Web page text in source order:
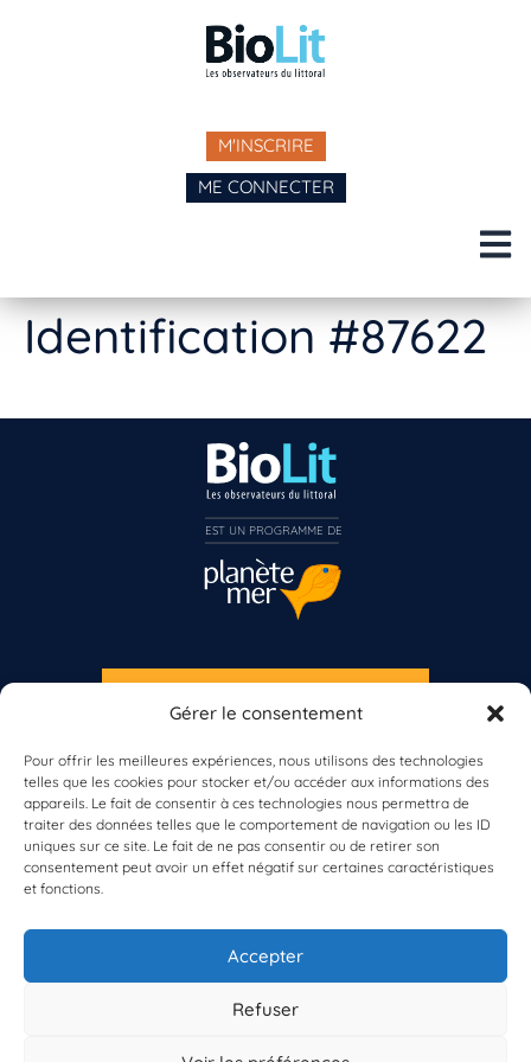
Gérer le consentement
Pour offrir les meilleures expériences, nous utilisons des technologies
telles que les cookies pour stocker et/ou accéder aux informations des
appareils. Le fait de consentir à ces technologies nous permettra de
traiter des données telles que le comportement de navigation ou les ID
uniques sur ce site. Le fait de ne pas consentir ou de retirer son
consentement peut avoir un effet négatif sur certaines caractéristiques
et fonctions.
Accepter
Refuser
M'INSCRIRE
ME CONNECTER
Identification #87622
À propos de BioLit
Vos données d'observation
Ressources
Résultats du programme
Contacts
S'INSCRIRE À LA NEWSLETTER
Vous n’êtes pas encore inscrit à Biolit ?
Inscrivez-vous dès maintenant